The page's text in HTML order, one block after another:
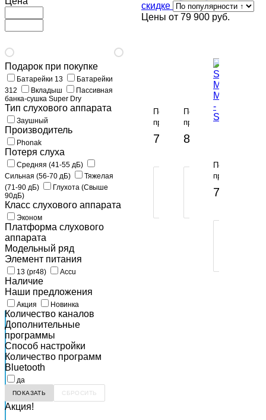
Подарок при покупке
Батарейки 13
Батарейки
312
Вкладыш
Пассивная
банка-сушка Super Dry
Тип слухового аппарата
Заушный
Производитель
Phonak
Потеря слуха
Средняя (41-55 дБ)
Сильная (56-70 дБ)
Тяжелая
(71-90 дБ)
Глухота (Свыше
90дБ)
Класс слухового аппарата
Эконом
Платформа слухового
аппарата
Модельный ряд
Элемент питания
13 (pr48) Accu
Наличие
Наши предложения
Акция Новинка
Количество каналов
Дополнительные
программы
Cпособ настройки
Количество программ
Bluetooth
да
Акция!
скидке
Цены от 79 900 руб.
M30
-
M
По
предзаказу
79 900 руб.
M30
-
PR
По
предзаказу
82 000 руб.
ПОКУПКА
M30
-
SP
По
предзаказу
79 900